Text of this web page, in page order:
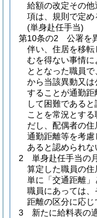
給額の改定その
項は、規則で定め
(単身赴任手当)
第10条の2
公署を
伴い、住居を移
むを得ない事情に
ととなった職員
から当該異動又
することが通勤
して困難である
ことを常況とする
だし、配偶者の住
通勤距離等を考
あると認められな
2
単身赴任手当の
算定した職員の
単に「交通距離」
職員にあっては
距離の区分に応
3
新たに給料表の